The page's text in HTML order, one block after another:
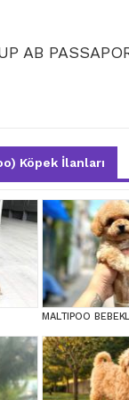
AB
Köpek İlanları
MALTIPOO